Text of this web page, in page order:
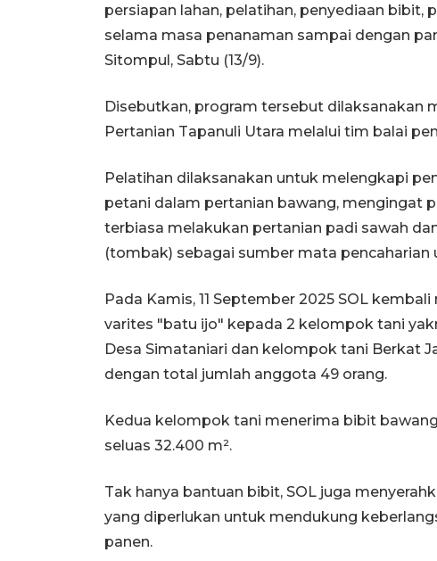
persiapan lahan, pelatihan, penyediaan bibit,
selama masa penanaman sampai dengan
Sitompul, Sabtu (13/9).
Disebutkan, program tersebut dilaksanakan
Pertanian Tapanuli Utara melalui tim balai
Pelatihan dilaksanakan untuk melengkapi
petani dalam pertanian bawang, mengingat
terbiasa melakukan pertanian padi sawah
(tombak) sebagai sumber mata pencaharian
Pada Kamis, 11 September 2025 SOL
varites "batu ijo" kepada 2 kelompok tani
Desa Simataniari dan kelompok tani Berkat
dengan total jumlah anggota 49 orang.
Kedua kelompok tani menerima bibit
seluas 32.400 m².
Tak hanya bantuan bibit, SOL juga
yang diperlukan untuk mendukung
panen.